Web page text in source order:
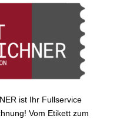
ist Ihr Fullservice
Vom Etikett zum